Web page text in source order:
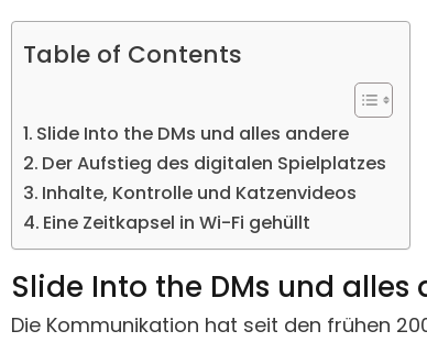
Table of Contents
Slide Into the DMs und alles andere
Der Aufstieg des digitalen Spielplatzes
Inhalte, Kontrolle und Katzenvideos
Eine Zeitkapsel in Wi-Fi gehüllt
Slide Into the DMs und alles
Die Kommunikation hat seit den frühen